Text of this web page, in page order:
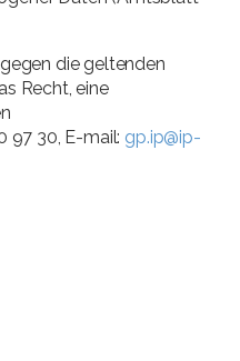
die geltenden
Recht, eine
97 30, E-mail: gp.ip@ip-